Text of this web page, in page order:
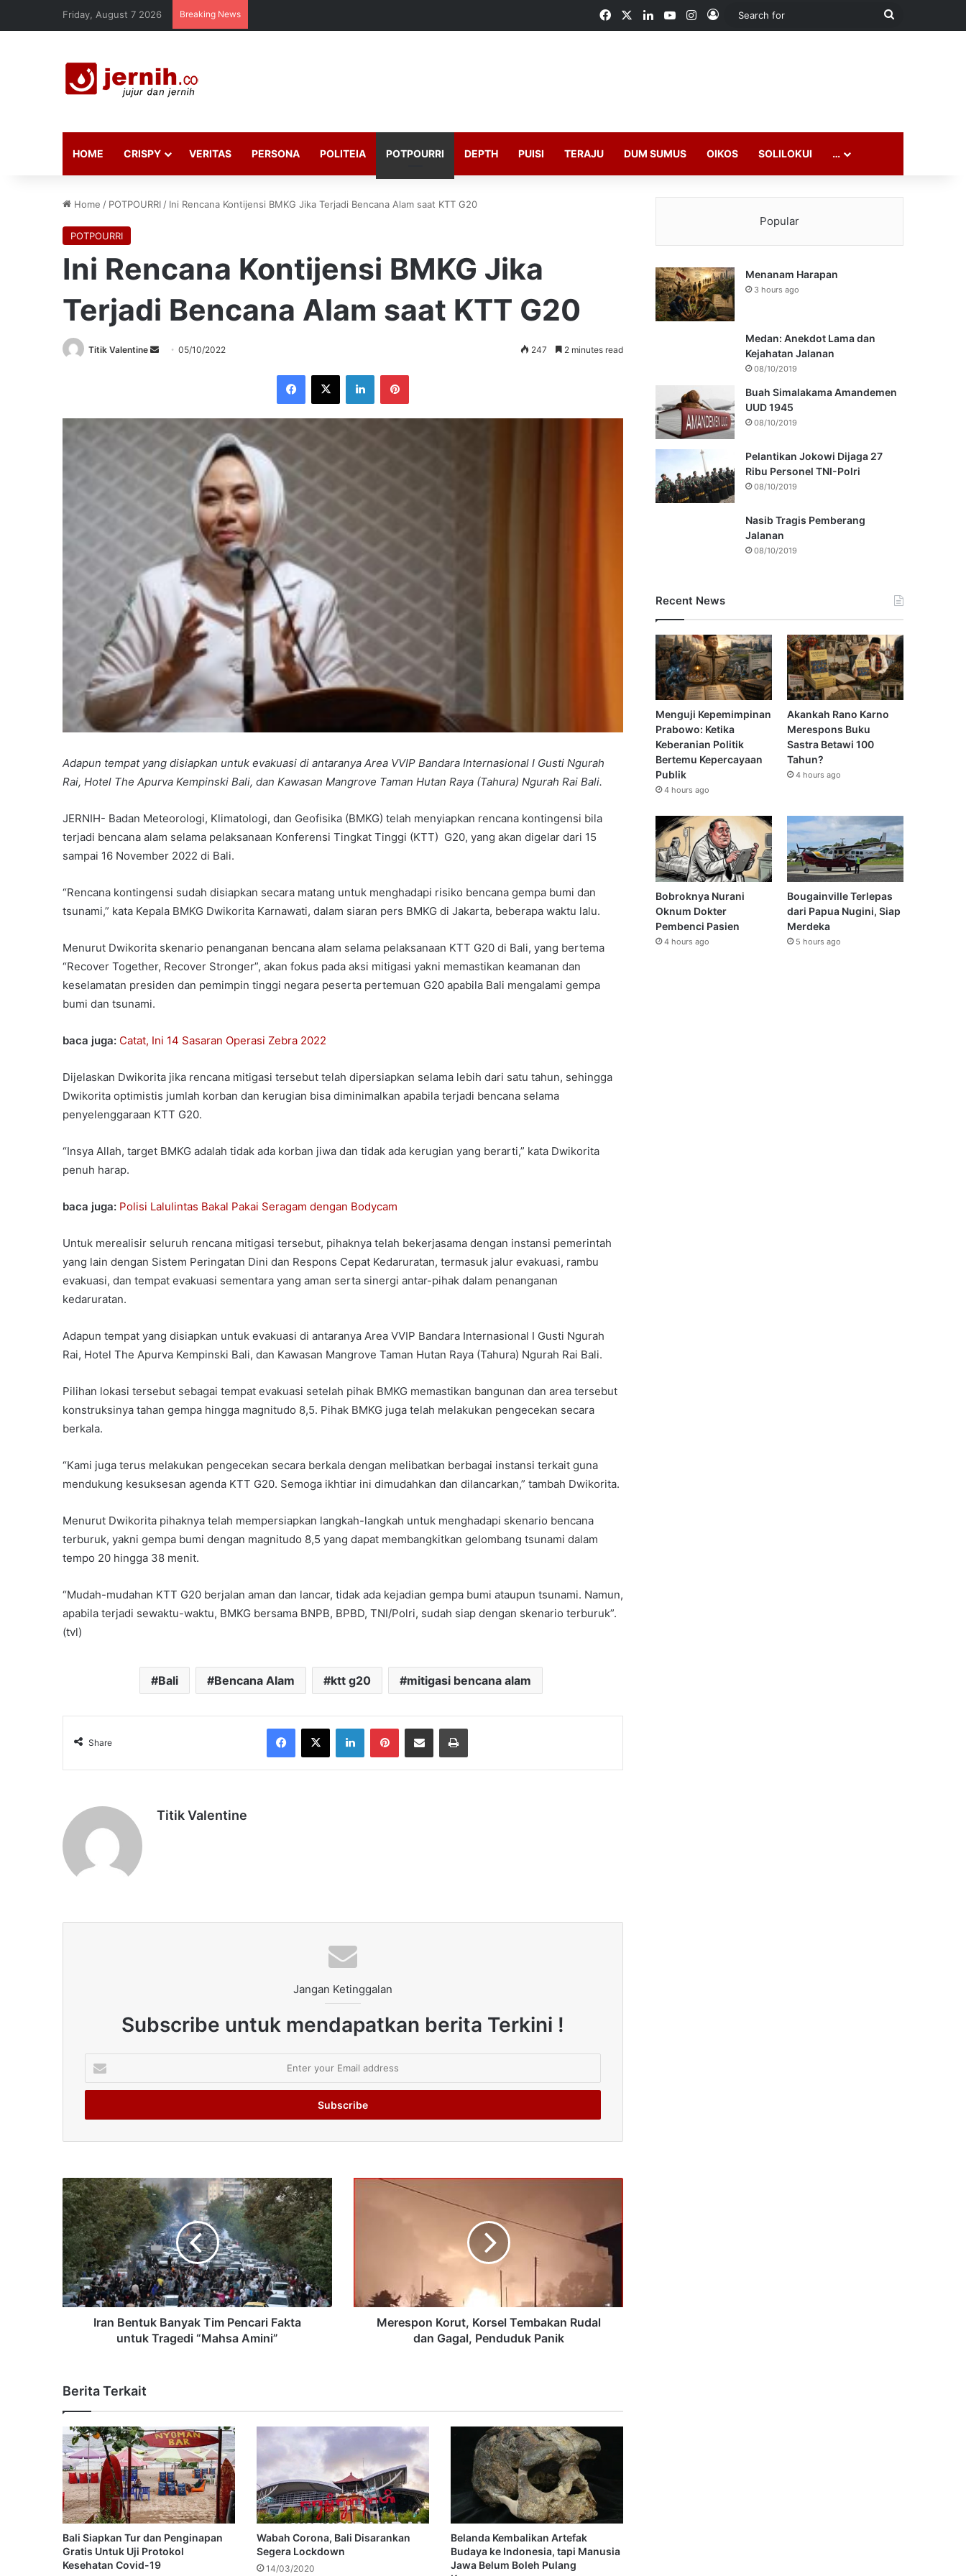
Friday, August 7 2026 Breaking News FacebookLinkedInYouTubeInstagram
Log In
Search
HOME CRISPY VERITAS PERSONA POLITEIA POTPOURRI DEPTH PUISI TERAJU DUM SUMUS OIKOS SOLILOKUI …
Home / POTPOURRI / Ini Rencana Kontijensi BMKG Jika Terjadi Bencana Alam saat KTT G20
POTPOURRI
Ini Rencana Kontijensi BMKG Jika
Terjadi Bencana Alam saat KTT G20
Titik Valentine
Send05/10/2022 247 2 minutes read
Facebook
X LinkedInPinterest
Adapun tempat yang disiapkan untuk evakuasi di antaranya Area VVIP Bandara Internasional I Gusti Ngurah
Rai, Hotel The Apurva Kempinski Bali, dan Kawasan Mangrove Taman Hutan Raya (Tahura) Ngurah Rai Bali.
JERNIH- Badan Meteorologi, Klimatologi, dan Geofisika (BMKG) telah menyiapkan rencana kontingensi bila
terjadi bencana alam selama pelaksanaan Konferensi Tingkat Tinggi (KTT) G20, yang akan digelar dari 15
sampai 16 November 2022 di Bali.
“Rencana kontingensi sudah disiapkan secara matang untuk menghadapi risiko bencana gempa bumi dan
tsunami,” kata Kepala BMKG Dwikorita Karnawati, dalam siaran pers BMKG di Jakarta, beberapa waktu lalu.
Menurut Dwikorita skenario penanganan bencana alam selama pelaksanaan KTT G20 di Bali, yang bertema
“Recover Together, Recover Stronger”, akan fokus pada aksi mitigasi yakni memastikan keamanan dan
keselamatan presiden dan pemimpin tinggi negara peserta pertemuan G20 apabila Bali mengalami gempa
bumi dan tsunami.
baca juga: Catat, Ini 14 Sasaran Operasi Zebra 2022
Dijelaskan Dwikorita jika rencana mitigasi tersebut telah dipersiapkan selama lebih dari satu tahun, sehingga
Dwikorita optimistis jumlah korban dan kerugian bisa diminimalkan apabila terjadi bencana selama
penyelenggaraan KTT G20.
“Insya Allah, target BMKG adalah tidak ada korban jiwa dan tidak ada kerugian yang berarti,” kata Dwikorita
penuh harap.
baca juga: Polisi Lalulintas Bakal Pakai Seragam dengan Bodycam
Untuk merealisir seluruh rencana mitigasi tersebut, pihaknya telah bekerjasama dengan instansi pemerintah
yang lain dengan Sistem Peringatan Dini dan Respons Cepat Kedaruratan, termasuk jalur evakuasi, rambu
evakuasi, dan tempat evakuasi sementara yang aman serta sinergi antar-pihak dalam penanganan
kedaruratan.
Adapun tempat yang disiapkan untuk evakuasi di antaranya Area VVIP Bandara Internasional I Gusti Ngurah
Rai, Hotel The Apurva Kempinski Bali, dan Kawasan Mangrove Taman Hutan Raya (Tahura) Ngurah Rai Bali.
Pilihan lokasi tersebut sebagai tempat evakuasi setelah pihak BMKG memastikan bangunan dan area tersebut
konstruksinya tahan gempa hingga magnitudo 8,5. Pihak BMKG juga telah melakukan pengecekan secara
berkala.
“Kami juga terus melakukan pengecekan secara berkala dengan melibatkan berbagai instansi terkait guna
mendukung kesuksesan agenda KTT G20. Semoga ikhtiar ini dimudahkan dan dilancarkan,” tambah Dwikorita.
Menurut Dwikorita pihaknya telah mempersiapkan langkah-langkah untuk menghadapi skenario bencana
terburuk, yakni gempa bumi dengan magnitudo 8,5 yang dapat membangkitkan gelombang tsunami dalam
tempo 20 hingga 38 menit.
“Mudah-mudahan KTT G20 berjalan aman dan lancar, tidak ada kejadian gempa bumi ataupun tsunami. Namun,
apabila terjadi sewaktu-waktu, BMKG bersama BNPB, BPBD, TNI/Polri, sudah siap dengan skenario terburuk”.
(tvl)
Bali Bencana Alam ktt g20 mitigasi bencana alam
Share
Facebook
X LinkedInPinterestShare via Email Print
Titik Valentine
Jangan Ketinggalan
Subscribe untuk mendapatkan berita Terkini !
your
Email
Iran Bentuk Banyak Tim Pencari Fakta
untuk Tragedi “Mahsa Amini”
Merespon Korut, Korsel Tembakan Rudal
dan Gagal, Penduduk Panik
Berita Terkait
Bali Siapkan Tur dan Penginapan
Gratis Untuk Uji Protokol
Kesehatan Covid-19
Wabah Corona, Bali Disarankan
Segera Lockdown
14/03/2020
Belanda Kembalikan Artefak
Budaya ke Indonesia, tapi Manusia
Jawa Belum Boleh Pulang
Popular
Menanam Harapan
3 hours ago
Medan: Anekdot Lama dan
Kejahatan Jalanan
08/10/2019
Buah Simalakama Amandemen
UUD 1945
08/10/2019
Pelantikan Jokowi Dijaga 27
Ribu Personel TNI-Polri
08/10/2019
Nasib Tragis Pemberang
Jalanan
08/10/2019
Recent News
Menguji Kepemimpinan
Prabowo: Ketika
Keberanian Politik
Bertemu Kepercayaan
Publik
4 hours ago
Akankah Rano Karno
Merespons Buku
Sastra Betawi 100
Tahun?
4 hours ago
Bobroknya Nurani
Oknum Dokter
Pembenci Pasien
4 hours ago
Bougainville Terlepas
dari Papua Nugini, Siap
Merdeka
5 hours ago